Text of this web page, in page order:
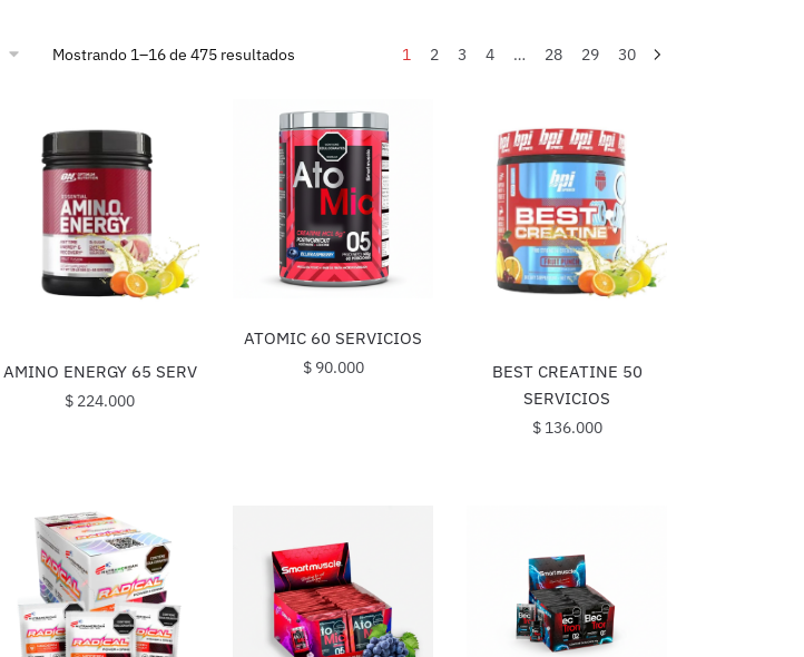
Mostrando 1–16 de 475 resultados 1 2 3 4 … 28 29 30
AMINO ENERGY 65 SERV
$ 224.000
ATOMIC 60 SERVICIOS
$90.000
BEST CREATINE 50
SERVICIOS
$136.000